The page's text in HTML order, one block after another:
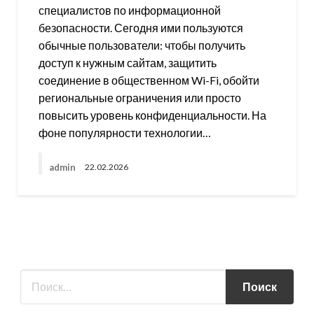
специалистов по информационной
безопасности. Сегодня ими пользуются
обычные пользователи: чтобы получить
доступ к нужным сайтам, защитить
соединение в общественном Wi-Fi, обойти
региональные ограничения или просто
повысить уровень конфиденциальности. На
фоне популярности технологии…
admin 22.02.2026